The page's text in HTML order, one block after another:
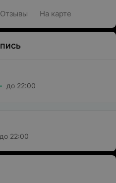
Отзывы На карте
до 22:00
до 22:00